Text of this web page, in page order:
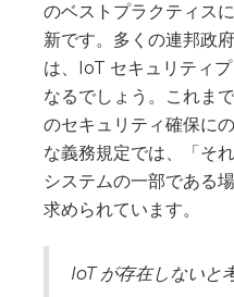
のベストプラクティス
新です。多くの連邦政
は、IoT セキュリティ
なるでしょう。これま
のセキュリティ確保に
な義務規定では、「そ
システムの一部である
求められています。
IoT が存在しないと